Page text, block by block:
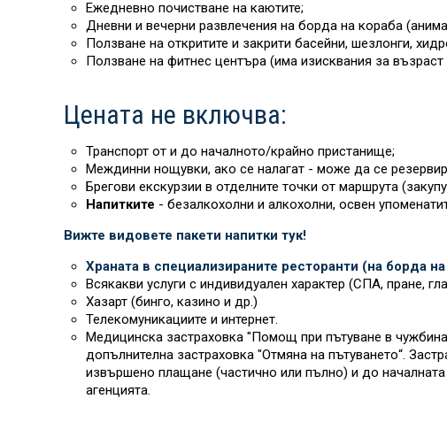
Ежедневно почистване на каютите;
Дневни и вечерни развлечения на борда на кораба
Ползване на откритите и закрити басейни, шезлонги,
Ползване на фитнес центъра (има изисквания за възраст
Цената не включва:
Транспорт от и до началното/крайно пристанище;
Междинни нощувки, ако се налагат - може да се
Брегови екскурзии в отделните точки от маршрута
Напитките - безалкохолни и алкохолни, освен
Вижте видовете пакети напитки тук!
Храната в специализираните ресторанти (на борда
Всякакви услуги с индивидуален характер (СПА, пране,
Хазарт (бинго, казино и др.)
Телекомуникациите и интернет.
Медицинска застраховка "Помощ при пътуване в
допълнителна застраховка "Отмяна на пътуването“.
извършено плащане (частично или пълно) и до
агенцията.